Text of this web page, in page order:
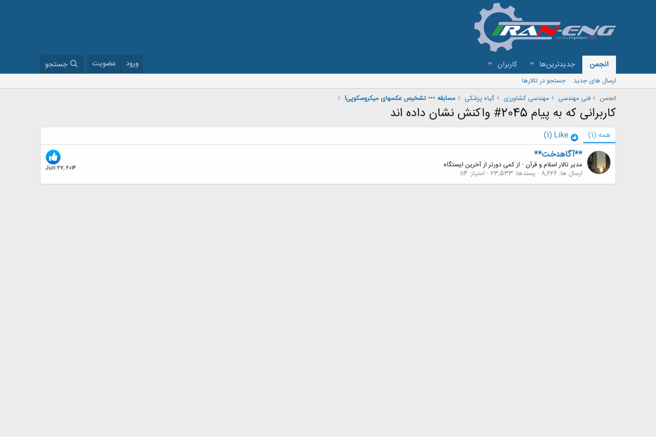
انجمن جدیدترین‌ها کاربران ورود عضویت جستجو
ارسال های جدید
جستجو در تالارها
انجمن
فنی مهندسی مهندسی کشاورزی گیاه پزشکی مسابقه ••• تشخیص عکسهای میکروسکوپی!
کاربرانی که به پیام 2045# واکنش نشان داده اند
همه (1)
Like
(1)
Jun 27, 2014
**آگاهدخت**
مدیر تالار اسلام و قرآن · ازکمی دورتر از آخرین ایستگاه
ارسال ها 8,626 پسندها 23,533 امتیاز 114